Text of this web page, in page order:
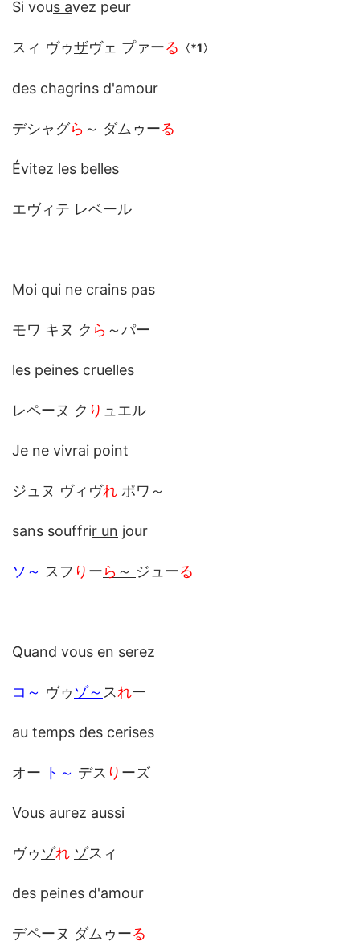
Si vous avez peur
スィ ヴゥザヴェ プァーる 〈*1〉
des chagrins d'amour
デシャグら ～ ダムゥーる
Évitez les belles
エヴィテ レベール
Moi qui ne crains pas
モワ キヌ ク ら ～パー
les peines cruelles
レペーヌ ク り ュエル
Je ne vivrai point
ジュヌ ヴィヴれ ポワ～
sans souffrir un jour
ソ～ スフ り ーら ～ ジューる
Quand vous en serez
コ～ ヴゥゾ～ スれー
au temps des cerises
オー ト～ デス り ーズ
Vous aurez aussi
ヴゥゾれ ゾスィ
des peines d'amour
デペーヌ ダムゥーる